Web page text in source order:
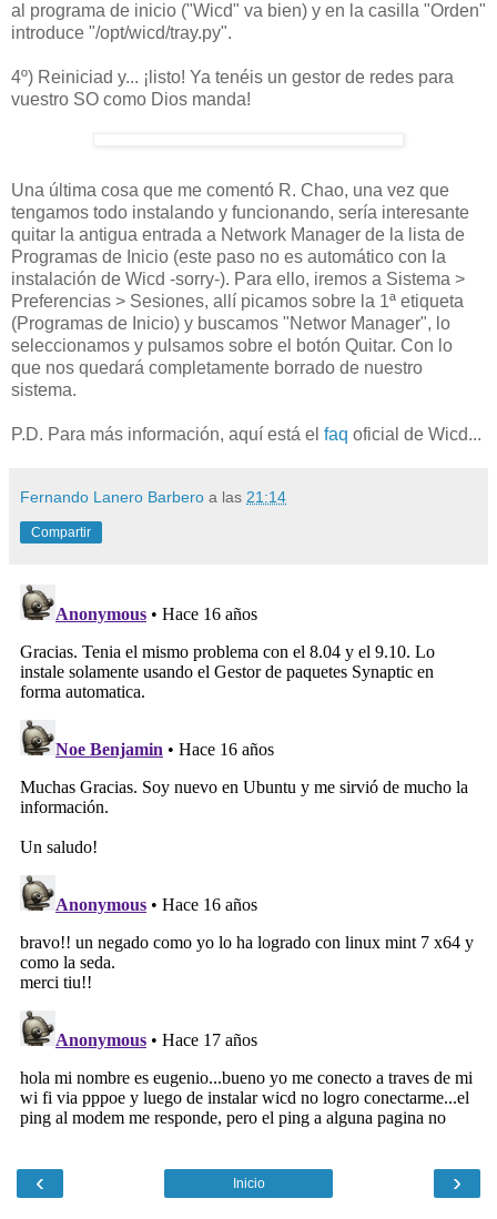
al programa de inicio ("Wicd" va bien) y en la casilla "Orden"
introduce "/opt/wicd/tray.py".
4º) Reiniciad y... ¡listo! Ya tenéis un gestor de redes para
vuestro SO como Dios manda!
Una última cosa que me comentó R. Chao, una vez que
tengamos todo instalando y funcionando, sería interesante
quitar la antigua entrada a Network Manager de la lista de
Programas de Inicio (este paso no es automático con la
instalación de Wicd -sorry-). Para ello, iremos a Sistema >
Preferencias > Sesiones, allí picamos sobre la 1ª etiqueta
(Programas de Inicio) y buscamos "Networ Manager", lo
seleccionamos y pulsamos sobre el botón Quitar. Con lo
que nos quedará completamente borrado de nuestro
sistema.
P.D. Para más información, aquí está el faq oficial de Wicd...
Fernando Lanero Barbero a las 21:14
Compartir
‹ ›
Inicio